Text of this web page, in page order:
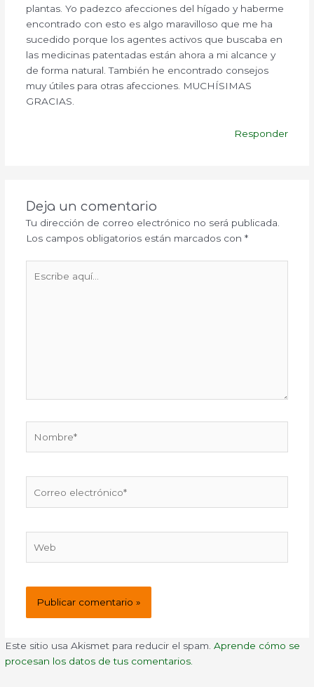
plantas. Yo padezco afecciones del hígado y haberme
encontrado con esto es algo maravilloso que me ha
sucedido porque los agentes activos que buscaba en
las medicinas patentadas están ahora a mi alcance y
de forma natural. También he encontrado consejos
muy útiles para otras afecciones. MUCHÍSIMAS
GRACIAS.
Responder
Deja un comentario
Tu dirección de correo electrónico no será publicada.
Los campos obligatorios están marcados con *
aquí...
electrónico*
Este sitio usa Akismet para reducir el spam.Aprende cómo se
procesan los datos de tus comentarios.